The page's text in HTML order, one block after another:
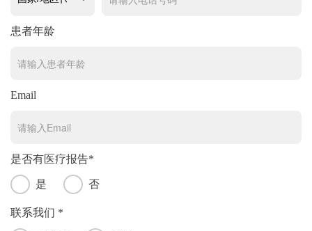
患者年龄
Email
是否有医疗报告*
是 否
联系我们 *